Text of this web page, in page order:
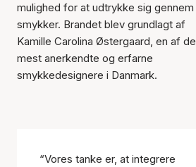
mulighed for at udtrykke sig gennem
smykker. Brandet blev grundlagt af
Kamille Carolina Østergaard, en af de
mest anerkendte og erfarne
smykkedesignere i Danmark.
“Vores tanke er, at integrere